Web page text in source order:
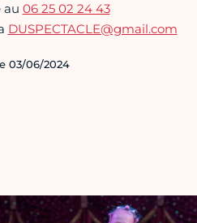
au 06 25 02 24 43
DUSPECTACLE@gmail.com
03/06/2024